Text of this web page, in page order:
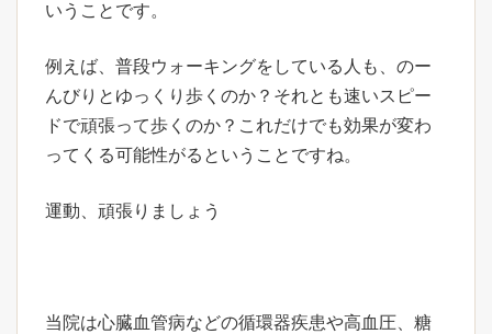
いうことです。
例えば、普段ウォーキングをしている人も、のー
んびりとゆっくり歩くのか？それとも速いスピー
ドで頑張って歩くのか？これだけでも効果が変わ
ってくる可能性がるということですね。
運動、頑張りましょう
当院は心臓血管病などの循環器疾患や高血圧、糖